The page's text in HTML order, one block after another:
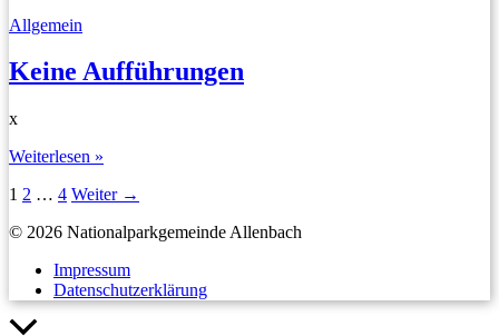
zurückgegeben
Allgemein
Keine Aufführungen
x
Keine
Weiterlesen »
1 2 … 4 Weiter →
© 2026 Nationalparkgemeinde Allenbach
Impressum
Datenschutzerklärung